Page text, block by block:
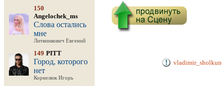
150
Angelochek_ms
Слова остались
мне
Литвинкович Евгений
149 PITT
Город, которого
нет
Корнелюк Игорь